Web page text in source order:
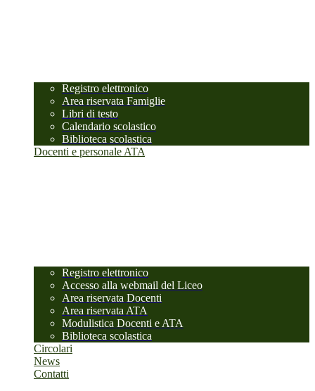
Registro elettronico
Area riservata Famiglie
Libri di testo
Calendario scolastico
Biblioteca scolastica
Docenti e personale ATA
Registro elettronico
Accesso alla webmail del Liceo
Area riservata Docenti
Area riservata ATA
Modulistica Docenti e ATA
Biblioteca scolastica
Circolari
News
Contatti